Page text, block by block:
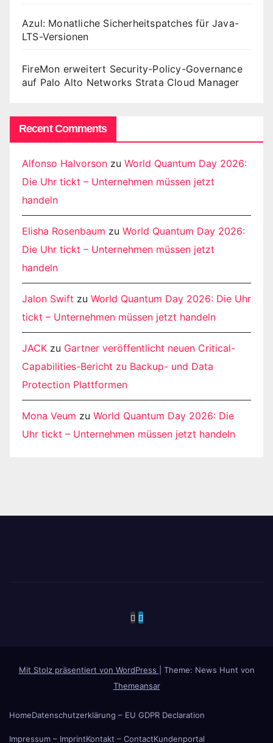
Azul: Monatliche Sicherheitspatches für Java-
LTS-Versionen
FireMon erweitert Security-Policy-Governance
auf Palo Alto Networks Strata Cloud Manager
Recent Comments
Alfonso Halvorson zu World Quantum Day 2026:
Die Uhr tickt – Unternehmen müssen jetzt
handeln
Elisha Rosenbaum zu World Quantum Day 2026:
Die Uhr tickt – Unternehmen müssen jetzt
handeln
Jalon Swift zu World Quantum Day 2026: Die Uhr
tickt – Unternehmen müssen jetzt handeln
JACK zu Gartner veröffentlicht neuen Critical-
Capabilities-Bericht zu Backup- und Data
Protection Plattformen
Mona Veum zu World Quantum Day 2026: Die
Uhr tickt – Unternehmen müssen jetzt handeln
Mit Stolz präsentiert von WordPress
Theme: News Hunt von
Themeansar
HomeDatenschutzerklärung – EU GDPR Declaration
Impressum – ImprintKontakt – ContactKundenportal